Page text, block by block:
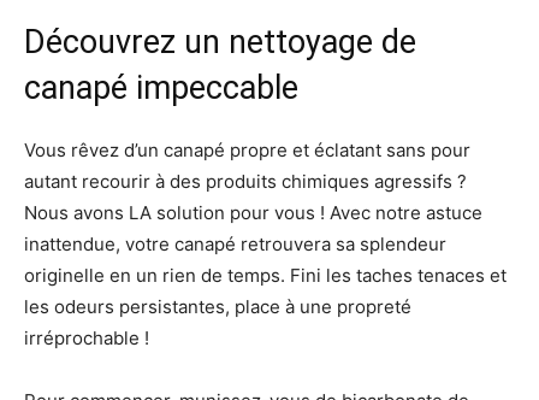
Découvrez un nettoyage de
canapé impeccable
Vous rêvez d’un canapé propre et éclatant sans pour
autant recourir à des produits chimiques agressifs ?
Nous avons LA solution pour vous ! Avec notre astuce
inattendue, votre canapé retrouvera sa splendeur
originelle en un rien de temps. Fini les taches tenaces et
les odeurs persistantes, place à une propreté
irréprochable !